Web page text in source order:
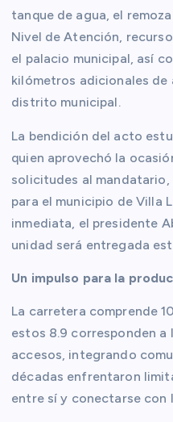
tanque de agua, el
Nivel de Atención,
el palacio municipal, así
kilómetros adicionales
distrito municipal.
La bendición del acto
quien aprovechó la
solicitudes al mandatario,
para el municipio de Villa
inmediata, el presidente
unidad será entregada
Un impulso para la
La carretera comprende
estos 8.9 corresponden a
accesos, integrando
décadas enfrentaron
entre sí y conectarse con